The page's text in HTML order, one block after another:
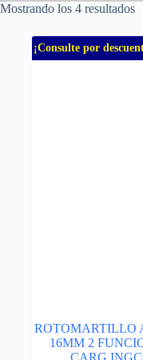
Mostrando los 4 resultados
¡Consulte por
ROTOMARTILLO
16MM 2
CARG